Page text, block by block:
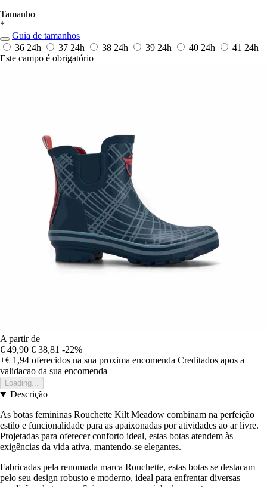
Tamanho
*
Guia de tamanhos
36 24h 37 24h 38 24h 39 24h 40 24h 41 24h
Este campo é obrigatório
A partir de
€ 49,90 € 38,81 -22%
+€ 1,94 oferecidos na sua proxima encomenda Creditados apos a
validacao da sua encomenda
Loading...
Descrição
As botas femininas Rouchette Kilt Meadow combinam na perfeição
estilo e funcionalidade para as apaixonadas por atividades ao ar livre.
Projetadas para oferecer conforto ideal, estas botas atendem às
exigências da vida ativa, mantendo-se elegantes.
Fabricadas pela renomada marca Rouchette, estas botas se destacam
pelo seu design robusto e moderno, ideal para enfrentar diversas